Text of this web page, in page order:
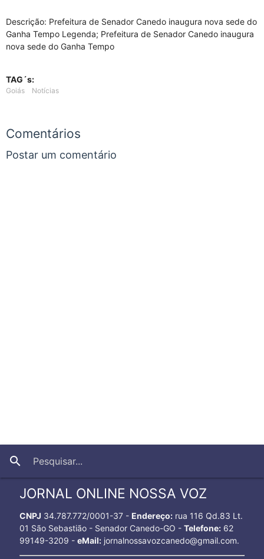
Descrição: Prefeitura de Senador Canedo inaugura nova sede do
Ganha Tempo Legenda; Prefeitura de Senador Canedo inaugura
nova sede do Ganha Tempo
TAG´s:
Goiás Notícias
Comentários
Postar um comentário
search
JORNAL ONLINE NOSSA VOZ
CNPJ 34.787.772/0001-37 - Endereço:rua 116 Qd.83 Lt.
01 São Sebastião - Senador Canedo-GO - Telefone:62
99149-3209 - eMail:jornalnossavozcanedo@gmail.com.